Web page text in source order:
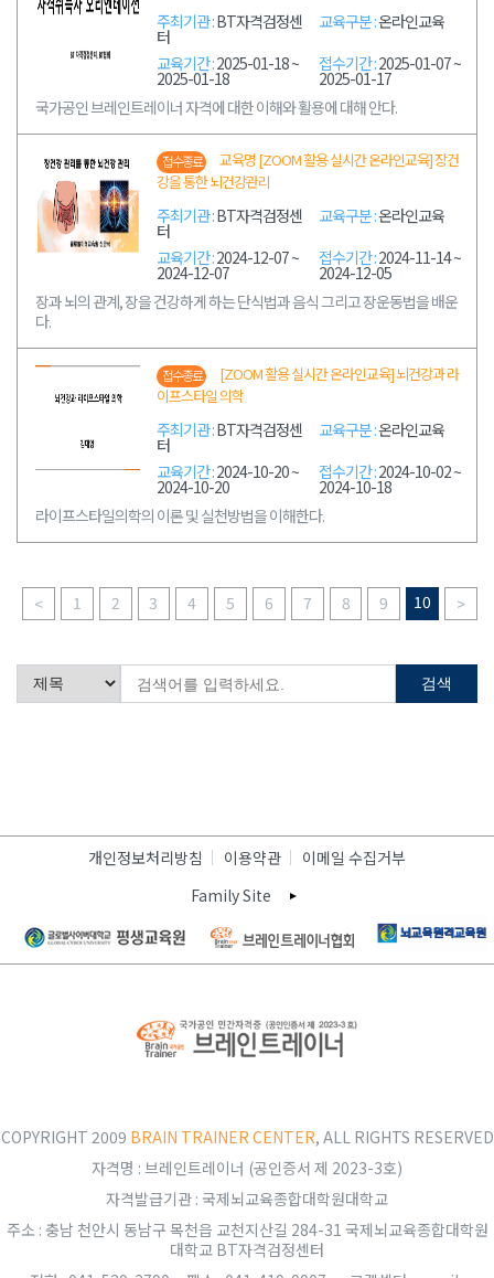
주최기관 :BT자격검정센
터
교육구분 :온라인교육
교육기간 :2025-01-18 ~
2025-01-18
접수기간 :2025-01-07 ~
2025-01-17
국가공인 브레인트레이너 자격에 대한 이해와 활용에 대해 안다.
접수종료
교육명 [ZOOM 활용 실시간 온라인교육] 장건
강을 통한 뇌건강관리
주최기관 :BT자격검정센
터
교육구분 :온라인교육
교육기간 :2024-12-07 ~
2024-12-07
접수기간 :2024-11-14 ~
2024-12-05
장과 뇌의 관계, 장을 건강하게 하는 단식법과 음식 그리고 장운동법을 배운
다.
접수종료
[ZOOM 활용 실시간 온라인교육] 뇌건강과 라
이프스타일 의학
주최기관 :BT자격검정센
터
교육구분 :온라인교육
교육기간 :2024-10-20 ~
2024-10-20
접수기간 :2024-10-02 ~
2024-10-18
라이프스타일의학의 이론 및 실천방법을 이해한다.
< 1 2 3 4 5 6 7 8 9 10 >
검색
개인정보처리방침 이용약관
이메일 수집거부
Family Site
COPYRIGHT 2009 BRAIN TRAINER CENTER, ALL RIGHTS RESERVED
자격명 : 브레인트레이너 (공인증서 제 2023-3호)
자격발급기관 : 국제뇌교육종합대학원대학교
주소 : 충남 천안시 동남구 목천읍 교천지산길 284-31 국제뇌교육종합대학원
대학교 BT자격검정센터